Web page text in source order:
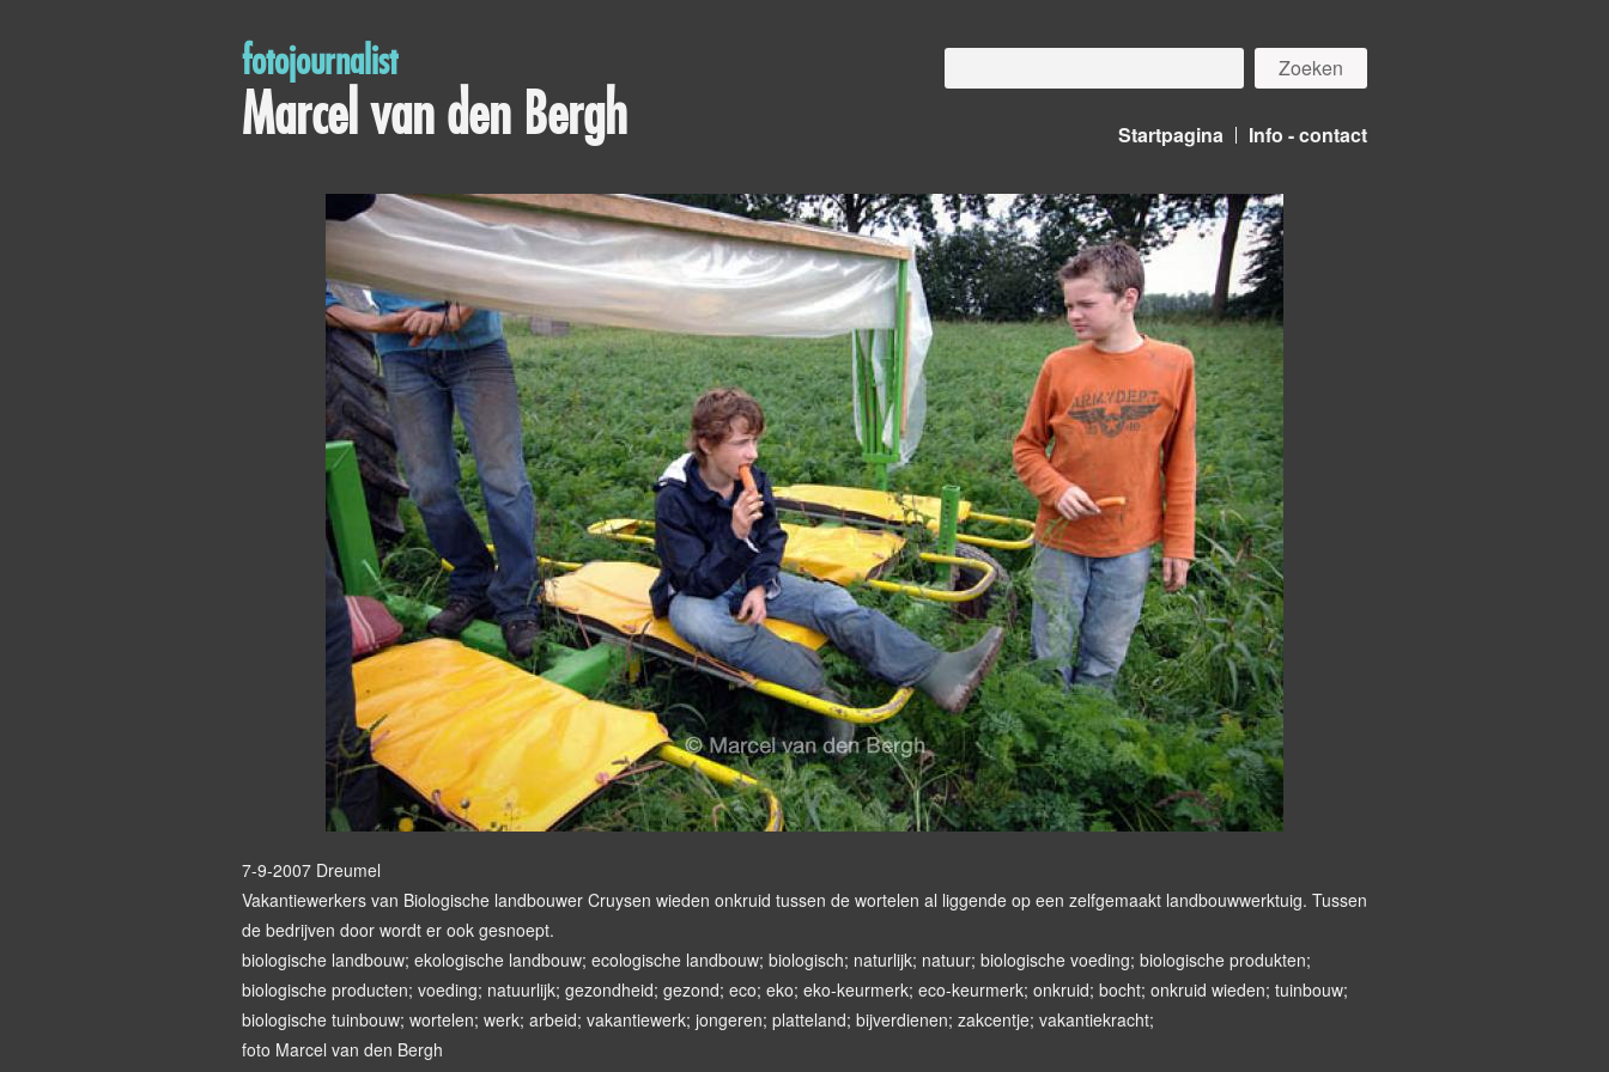
fotojournalist
Marcel van den Bergh Startpagina Info - contact
7-9-2007 Dreumel
Vakantiewerkers van Biologische landbouwer Cruysen wieden onkruid tussen de wortelen al liggende op een zelfgemaakt landbouwwerktuig. Tussen
de bedrijven door wordt er ook gesnoept.
biologische landbouw; ekologische landbouw; ecologische landbouw; biologisch; naturlijk; natuur; biologische voeding; biologische produkten;
biologische producten; voeding; natuurlijk; gezondheid; gezond; eco; eko; eko-keurmerk; eco-keurmerk; onkruid; bocht; onkruid wieden; tuinbouw;
biologische tuinbouw; wortelen; werk; arbeid; vakantiewerk; jongeren; platteland; bijverdienen; zakcentje; vakantiekracht;
foto Marcel van den Bergh